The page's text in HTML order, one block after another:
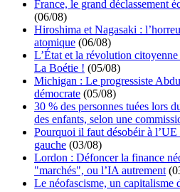
France, le grand déclassement
(06/08)
Hiroshima et Nagasaki :
atomique (06/08)
L’État et la révolution
La Boétie ! (05/08)
Michigan : Le progressiste
démocrate (05/08)
30 % des personnes tuées lors
des enfants, selon une
Pourquoi il faut désobéir à l’UE
gauche (03/08)
Lordon : Défoncer la finance
"marchés", ou l’IA autrement
Le néofascisme, un capitalisme